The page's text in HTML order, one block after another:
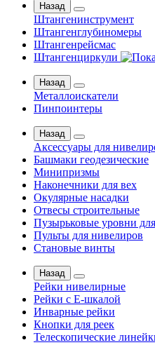
Назад
Штангенинструмент
Штангенглубиномеры
Штангенрейсмас
Штангенциркули
Назад
Металлоискатели
Пинпоинтеры
Назад
Аксессуары для
Башмаки геодезические
Минипризмы
Наконечники для вех
Окулярные насадки
Отвесы строительные
Пузырьковые уровни
Пульты для нивелиров
Становые винты
Назад
Рейки нивелирные
Рейки с Е-шкалой
Инварные рейки
Кнопки для реек
Телескопические